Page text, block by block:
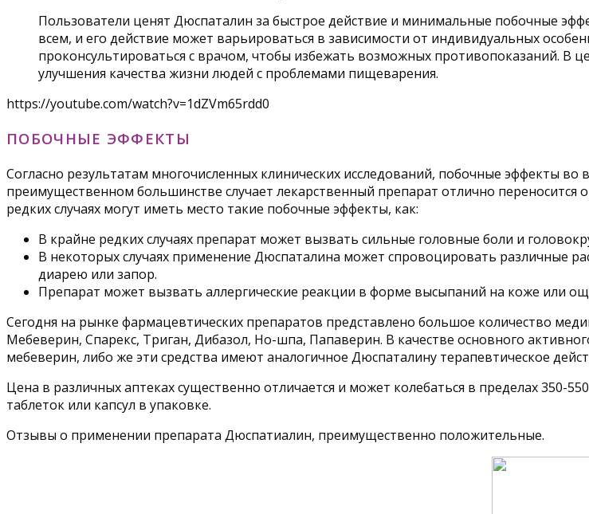
Пользователи ценят Дюспаталин за быстрое действие и минимальные побочные
всем, и его действие может варьироваться в зависимости от индивидуальных
проконсультироваться с врачом, чтобы избежать возможных противопоказаний. В
улучшения качества жизни людей с проблемами пищеварения.
https://youtube.com/watch?v=1dZVm65rdd0
ПОБОЧНЫЕ ЭФФЕКТЫ
Согласно результатам многочисленных клинических исследований, побочные эффекты
преимущественном большинстве случает лекарственный препарат отлично
редких случаях могут иметь место такие побочные эффекты, как:
В крайне редких случаях препарат может вызвать сильные головные боли и
В некоторых случаях применение Дюспаталина может спровоцировать различные
диарею или запор.
Препарат может вызвать аллергические реакции в форме высыпаний на коже или
Сегодня на рынке фармацевтических препаратов представлено большое количество
Мебеверин, Спарекс, Триган, Дибазол, Но-шпа, Папаверин. В качестве основного
мебеверин, либо же эти средства имеют аналогичное Дюспаталину терапевтическое
Цена в различных аптеках существенно отличается и может колебаться в пределах 350-
таблеток или капсул в упаковке.
Отзывы о применении препарата Дюспатиалин, преимущественно положительные.